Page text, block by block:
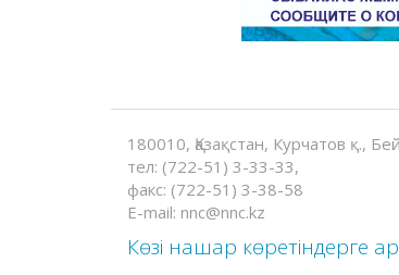
180010, Қазақстан, Курчатов қ.,
тел: (722-51) 3-33-33,
факс: (722-51) 3-38-58
E-mail: nnc@nnc.kz
Көзі нашар көретіндерге